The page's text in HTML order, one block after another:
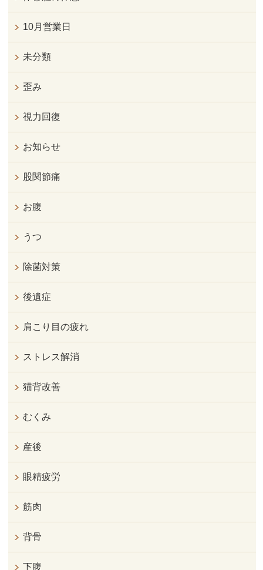
10月営業日
未分類
歪み
視力回復
お知らせ
股関節痛
お腹
うつ
除菌対策
後遺症
肩こり目の疲れ
ストレス解消
猫背改善
むくみ
産後
眼精疲労
筋肉
背骨
下腹